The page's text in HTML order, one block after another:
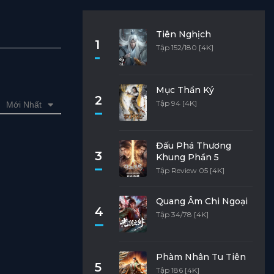
Mới Nhất
1
Tiên Nghịch
Tập 152/180 [4K]
2
Mục Thần Ký
Tập 94 [4K]
3
Đấu Phá Thương
Khung Phần 5
Tập Review 05 [4K]
4
Quang Âm Chi Ngoại
Tập 34/78 [4K]
5
Phàm Nhân Tu Tiên
Tập 186 [4K]